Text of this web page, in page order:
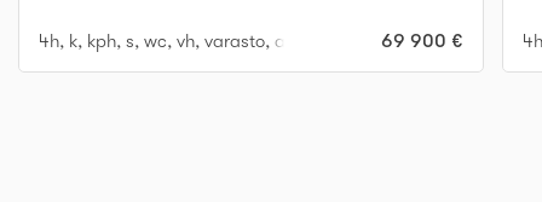
4h, k, kph, s, wc, vh, varasto, autotalli 69 900 €